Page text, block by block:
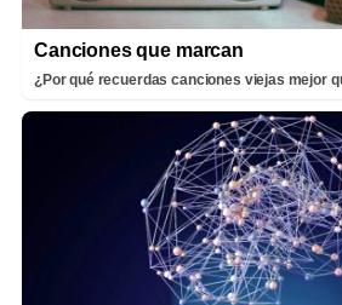
Canciones que marcan
¿Por qué recuerdas canciones viejas mejor